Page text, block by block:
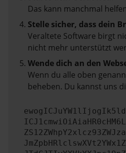
Das kann manchmal
Stelle sicher, dass dein
Veraltete Software birgt
nicht mehr unterstützt
Wende dich an den
Wenn du alle oben
beheben. Du kannst uns